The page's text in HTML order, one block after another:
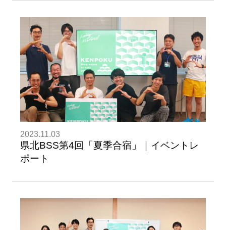
2023.11.03
県北BSS第4回「夏季合宿」｜イベントレ
ポート